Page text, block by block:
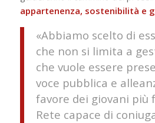
appartenenza, sostenibilità e
«Abbiamo scelto di
che non si limita a
che vuole essere
voce pubblica e
favore dei giovani più
Rete capace di